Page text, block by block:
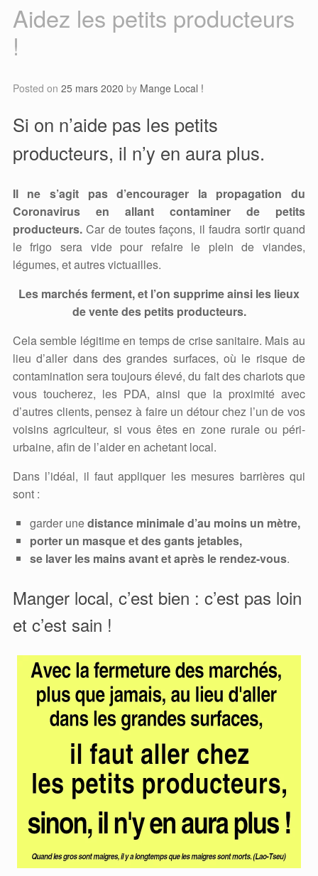
Aidez les petits producteurs
!
Posted on 25 mars 2020 by Mange Local !
Si on n’aide pas les petits
producteurs, il n’y en aura plus.
Il ne s’agit pas d’encourager la propagation du
Coronavirus en allant contaminer de petits
producteurs.Car de toutes façons, il faudra sortir quand
le frigo sera vide pour refaire le plein de viandes,
légumes, et autres victuailles.
Les marchés ferment, et l’on supprime ainsi les lieux
de vente des petits producteurs.
Cela semble légitime en temps de crise sanitaire. Mais au
lieu d’aller dans des grandes surfaces, où le risque de
contamination sera toujours élevé, du fait des chariots que
vous toucherez, les PDA, ainsi que la proximité avec
d’autres clients, pensez à faire un détour chez l’un de vos
voisins agriculteur, si vous êtes en zone rurale ou péri-
urbaine, afin de l’aider en achetant local.
Dans l’idéal, il faut appliquer les mesures barrières qui
sont :
garder unedistance minimale d’au moins un mètre,
porter un masque et des gants jetables,
se laver les mains avant et après le rendez-vous.
Manger local, c’est bien : c’est pas loin
et c’est sain !